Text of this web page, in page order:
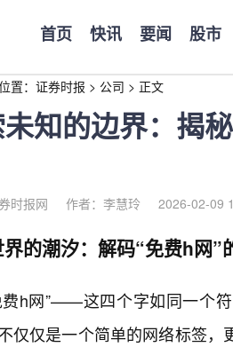
首页 快讯 要闻 股市
置： 证券时报 > 公司 > 正文
知的边界：揭
时报网 作者：李慧玲 2026-02-09
的潮汐：解码“免费h网”
费h网”——这四个字如同一个
仅仅是一个简单的网络标签